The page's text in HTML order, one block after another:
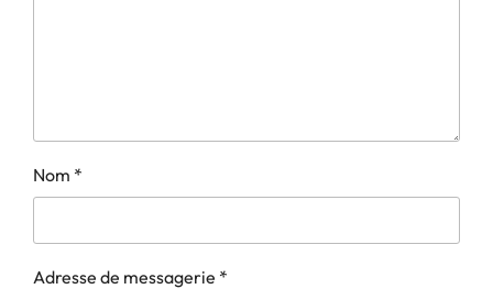
Nom *
Adresse de messagerie *